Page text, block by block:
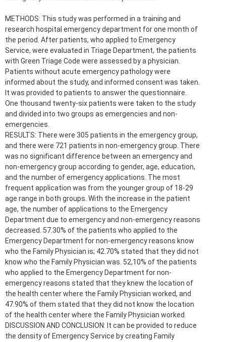
METHODS: This study was performed in a training and
research hospital emergency department for one month of
the period. After patients, who applied to Emergency
Service, were evaluated in Triage Department, the patients
with Green Triage Code were assessed by a physician.
Patients without acute emergency pathology were
informed about the study, and informed consent was taken.
It was provided to patients to answer the questionnaire.
One thousand twenty-six patients were taken to the study
and divided into two groups as emergencies and non-
emergencies.
RESULTS: There were 305 patients in the emergency group,
and there were 721 patients in non-emergency group. There
was no significant difference between an emergency and
non-emergency group according to gender, age, education,
and the number of emergency applications. The most
frequent application was from the younger group of 18-29
age range in both groups. With the increase in the patient
age, the number of applications to the Emergency
Department due to emergency and non-emergency reasons
decreased. 57.30% of the patients who applied to the
Emergency Department for non-emergency reasons know
who the Family Physician is; 42.70% stated that they did not
know who the Family Physician was. 52,10% of the patients
who applied to the Emergency Department for non-
emergency reasons stated that they knew the location of
the health center where the Family Physician worked, and
47.90% of them stated that they did not know the location
of the health center where the Family Physician worked.
DISCUSSION AND CONCLUSION: It can be provided to reduce
the density of Emergency Service by creating Family